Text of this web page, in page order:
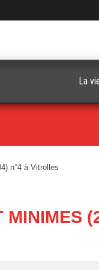
n°4 à Vitrolles
MINIMES
La